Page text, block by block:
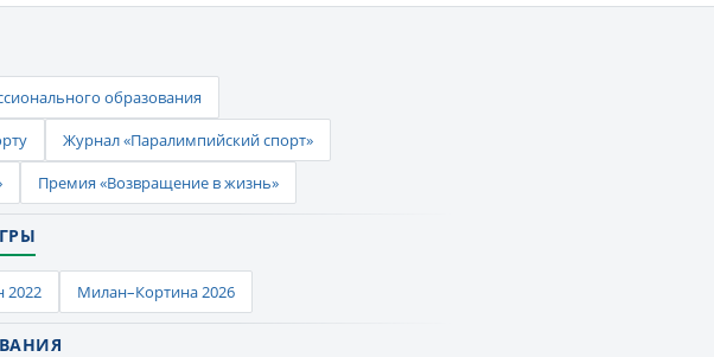
образования
Журнал «Паралимпийский спорт»
Премия «Возвращение в жизнь»
2022 Милан–Кортина 2026